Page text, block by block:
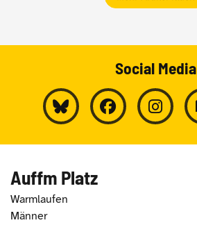
Social Media
Auffm Platz
Warmlaufen
Männer